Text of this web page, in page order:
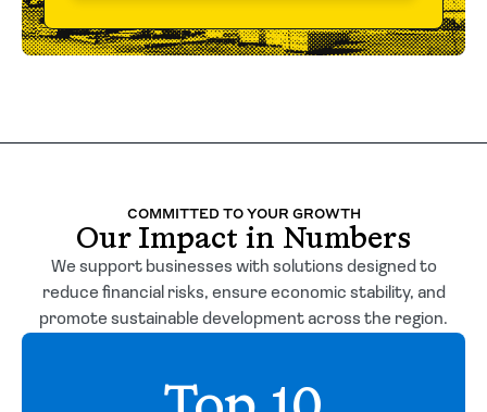
COMMITTED TO YOUR GROWTH
Our Impact in Numbers
We support businesses with solutions designed to
reduce financial risks, ensure economic stability, and
promote sustainable development across the region.